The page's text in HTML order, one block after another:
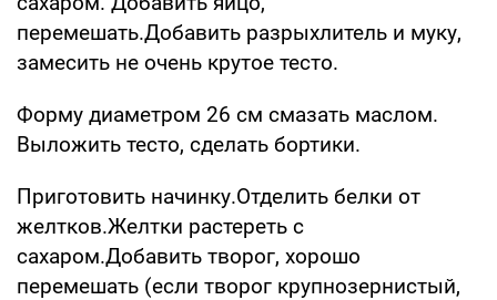
перемешать.Добавить разрыхлитель и муку,
замесить не очень крутое тесто.
Форму диаметром 26 см смазать маслом.
Выложить тесто, сделать бортики.
Приготовить начинку.Отделить белки от
желтков.Желтки растереть с
сахаром.Добавить творог, хорошо
перемешать (если творог крупнозернистый,